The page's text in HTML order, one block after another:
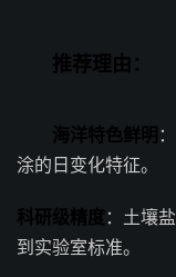
推荐理由：
海洋特色鲜明
涂的日变化特征。
科研级精度 ：土壤
到实验室标准。